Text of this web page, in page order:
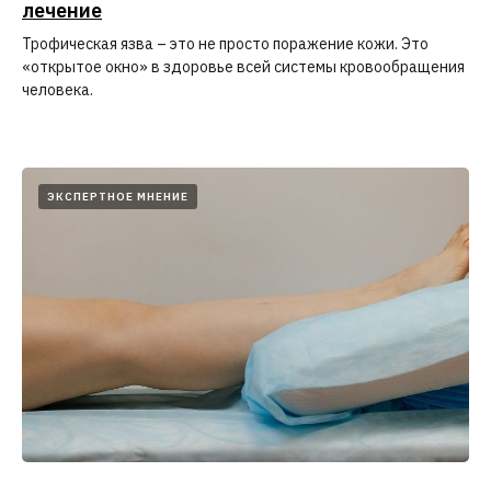
лечение
Трофическая язва – это не просто поражение кожи. Это
«открытое окно» в здоровье всей системы кровообращения
человека.
ЭКСПЕРТНОЕ МНЕНИЕ